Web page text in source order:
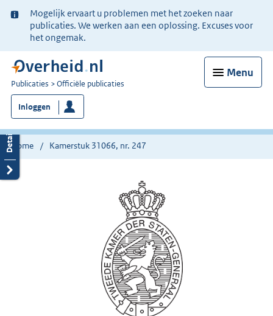
Ter
informatie:
Mogelijk ervaart u problemen met het zoeken naar
publicaties. We werken aan een oplossing. Excuses voor
het ongemak.
Menu
U
bent
nu
hier:
Publicaties Officiële publicaties
Inloggen
Home Kamerstuk 31066, nr. 247